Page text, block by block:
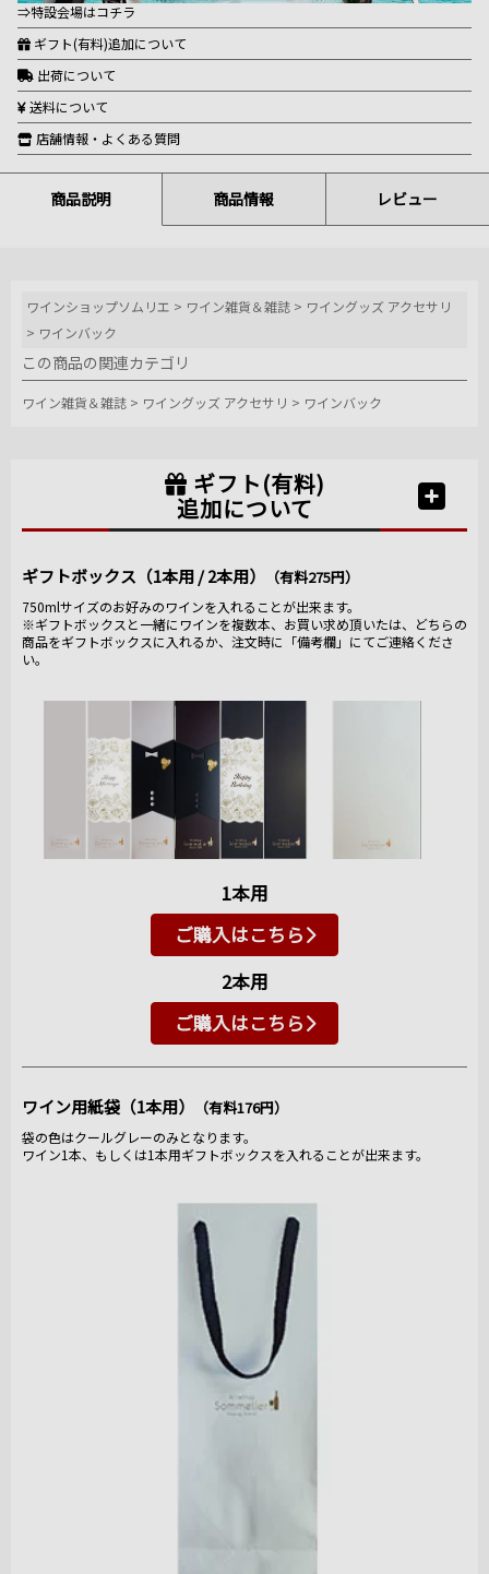
⇒特設会場はコチラ
ギフト(有料)追加について
出荷について
送料について
店舗情報・よくある質問
商品説明 商品情報 レビュー
ワインショップソムリエ > ワイン雑貨＆雑誌 > ワイングッズ アクセサリ
> ワインバック
この商品の関連カテゴリ
ワイン雑貨＆雑誌 > ワイングッズ アクセサリ > ワインバック
ギフト(有料)
追加について
ギフトボックス（1本用 / 2本用） （有料275円）
750mlサイズのお好みのワインを入れることが出来ます。
※ギフトボックスと一緒にワインを複数本、お買い求め頂いたは、どちらの
商品をギフトボックスに入れるか、注文時に「備考欄」にてご連絡くださ
い。
1本用
ご購入はこちら
2本用
ご購入はこちら
ワイン用紙袋（1本用） （有料176円）
袋の色はクールグレーのみとなります。
ワイン1本、もしくは1本用ギフトボックスを入れることが出来ます。